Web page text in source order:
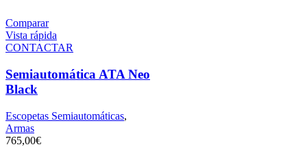
Comparar
Vista rápida
CONTACTAR
Semiautomática ATA Neo
Black
Escopetas Semiautomáticas,
Armas
765,00€